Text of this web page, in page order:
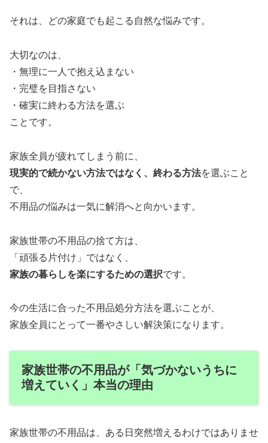
それは、どの家庭でも起こる自然な悩みです。
大切なのは、
・無理に一人で抱え込まない
・完璧を目指さない
・確実に終わる方法を選ぶ
ことです。
家族全員が疲れてしまう前に、
現実的で続かない方法ではなく、終わる方法を選ぶこと
で、
不用品の悩みは一気に解消へと向かいます。
家族世帯の不用品の捨て方は、
「頑張る片付け」ではなく、
家族の暮らしを楽にするための選択です。
今の生活に合った不用品処分方法を選ぶことが、
家族全員にとって一番やさしい解決策になります。
家族世帯の不用品が「気づかないうちに
増えていく」本当の理由
家族世帯の不用品は、ある日突然増えるわけではありませ